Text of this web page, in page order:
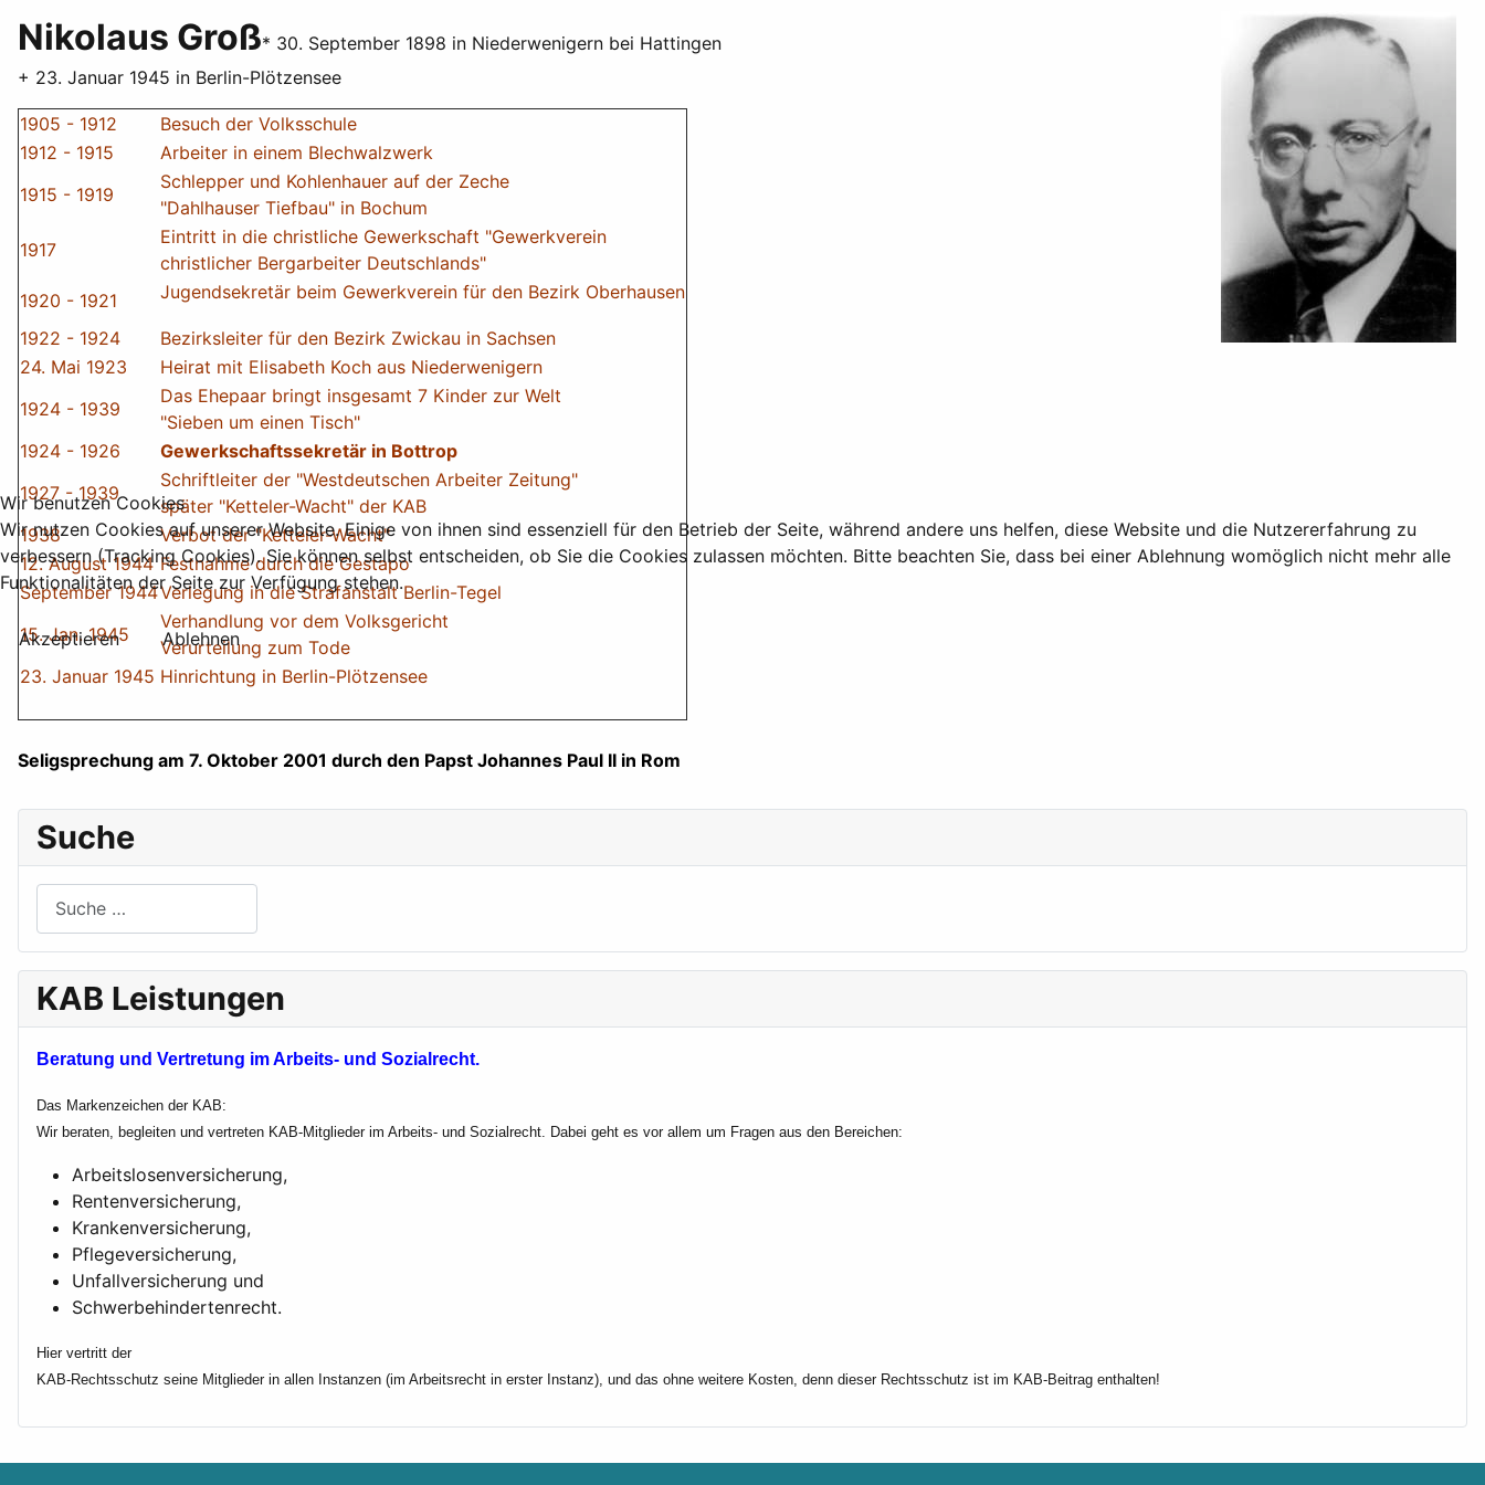
Suche
KAB Leistungen
Beratung und Vertretung im Arbeits- und Sozialrecht.
Das Markenzeichen der KAB:
Wir beraten, begleiten und vertreten KAB-Mitglieder im Arbeits- und Sozialrecht. Dabei geht es vor allem um Fragen aus den Bereichen:
Arbeitslosenversicherung,
Rentenversicherung,
Krankenversicherung,
Pflegeversicherung,
Unfallversicherung und
Schwerbehindertenrecht.
Hier vertritt der
KAB-Rechtsschutz seine Mitglieder in allen Instanzen (im Arbeitsrecht in erster Instanz), und das ohne weitere Kosten, denn dieser Rechtsschutz ist im KAB-Beitrag enthalten!
Nikolaus Groß* 30. September 1898 in Niederwenigern bei Hattingen
+ 23. Januar 1945 in Berlin-Plötzensee
1905 - 1912
Besuch der Volksschule
1912 - 1915
Arbeiter in einem Blechwalzwerk
1915 - 1919
Schlepper und Kohlenhauer auf der Zeche
"Dahlhauser Tiefbau" in Bochum
1917
Eintritt in die christliche Gewerkschaft "Gewerkverein
christlicher Bergarbeiter Deutschlands"
1920 - 1921
Jugendsekretär beim Gewerkverein für den Bezirk Oberhausen
1922 - 1924
Bezirksleiter für den Bezirk Zwickau in Sachsen
24. Mai 1923
Heirat mit Elisabeth Koch aus Niederwenigern
1924 - 1939
Das Ehepaar bringt insgesamt 7 Kinder zur Welt
"Sieben um einen Tisch"
1924 - 1926
Gewerkschaftssekretär in Bottrop
1927 - 1939
Schriftleiter der "Westdeutschen Arbeiter Zeitung"
später "Ketteler-Wacht" der KAB
1938
Verbot der "Ketteler-Wacht"
12. August 1944 Festnahme durch die Gestapo
September 1944Verlegung in die Strafanstalt Berlin-Tegel
15. Jan. 1945
Verhandlung vor dem Volksgericht
Verurteilung zum Tode
23. Januar 1945 Hinrichtung in Berlin-Plötzensee
Seligsprechung am 7. Oktober 2001 durch den Papst Johannes Paul II in Rom
Wir benutzen Cookies
Wir nutzen Cookies auf unserer Website. Einige von ihnen sind essenziell für den Betrieb der Seite, während andere uns helfen, diese Website und die Nutzererfahrung zu
verbessern (Tracking Cookies). Sie können selbst entscheiden, ob Sie die Cookies zulassen möchten. Bitte beachten Sie, dass bei einer Ablehnung womöglich nicht mehr alle
Funktionalitäten der Seite zur Verfügung stehen.
Akzeptieren Ablehnen